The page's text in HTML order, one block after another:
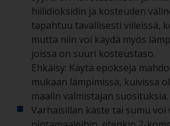
hiilidioksidin ja kosteuden
tapahtuu tavallisesti viileissä,
mutta niin voi käydä myös
joissa on suuri kosteustaso.
Ehkäisy: Käytä epokseja
mukaan lämpimissä, kuivissa
maalin valmistajan suosituksia.
Varhaisillan kaste tai sumu voi